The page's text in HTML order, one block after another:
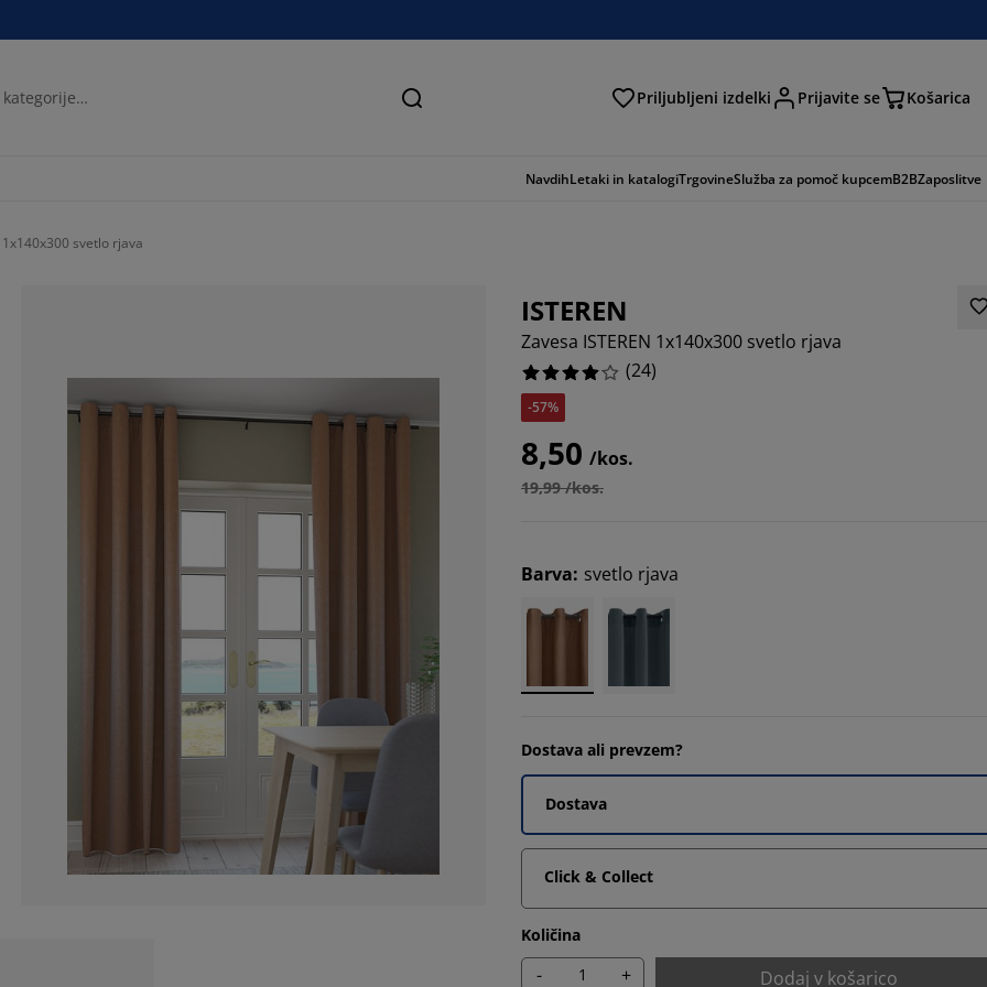
Iskanje Priljubljeni izdelki Prijavite se Košarica
NavdihLetaki in katalogiTrgovineSlužba za pomoč kupcemB2BZaposlitve
1x140x300 svetlo rjava
ISTEREN
Zavesa ISTEREN 1x140x300 svetlo rjava
(24)
-57%
8,50 /kos.
19,99 /kos.
Barva: svetlo rjava
Dostava ali prevzem?
Dostava
Click & Collect
Količina
- + Dodaj v košarico
54.166666666666664%
20.833333333333336%